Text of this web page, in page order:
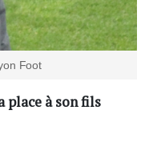
Foot
place à son fils